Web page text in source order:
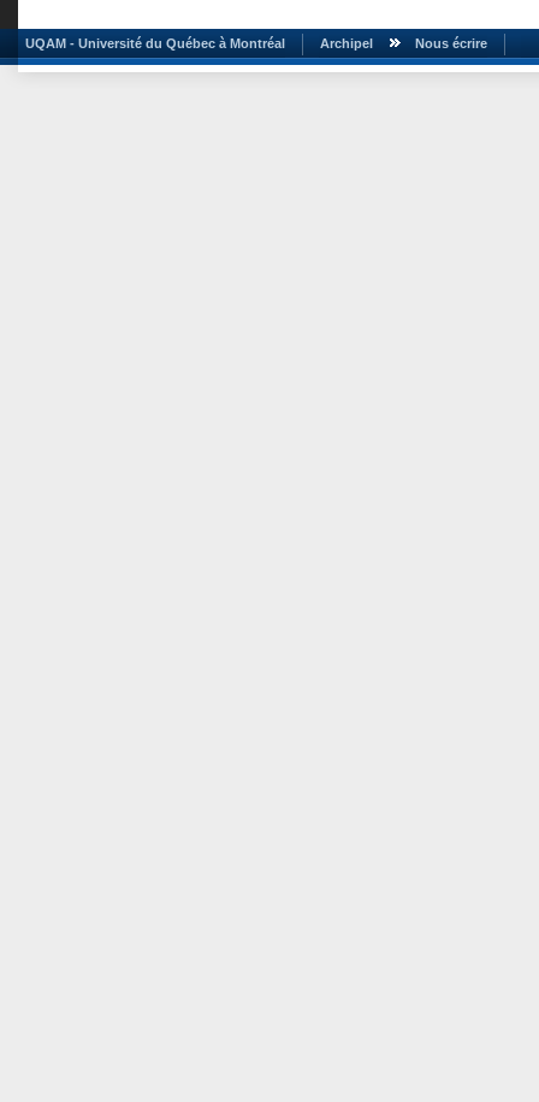
UQAM - Université du Québec à Montréal Archipel Nous écrire